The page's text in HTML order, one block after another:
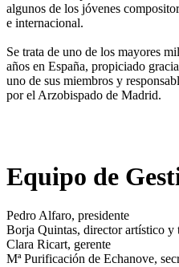
algunos de los jóvenes
e internacional.
Se trata de uno de los mayores
años en España, propiciado
uno de sus miembros y
por el Arzobispado de Madrid.
Equipo de
Pedro Alfaro, presidente
Borja Quintas, director artístico y
Clara Ricart, gerente
Mª Purificación de Echanove,